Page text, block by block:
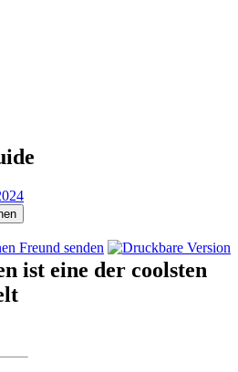
ist eine der coolsten